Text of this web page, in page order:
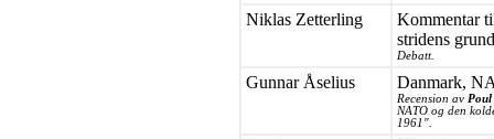
Niklas Zetterling
Kommentar
stridens
Debatt.
Gunnar Åselius Danmark,
Recension av Poul
NATO og den
1961".